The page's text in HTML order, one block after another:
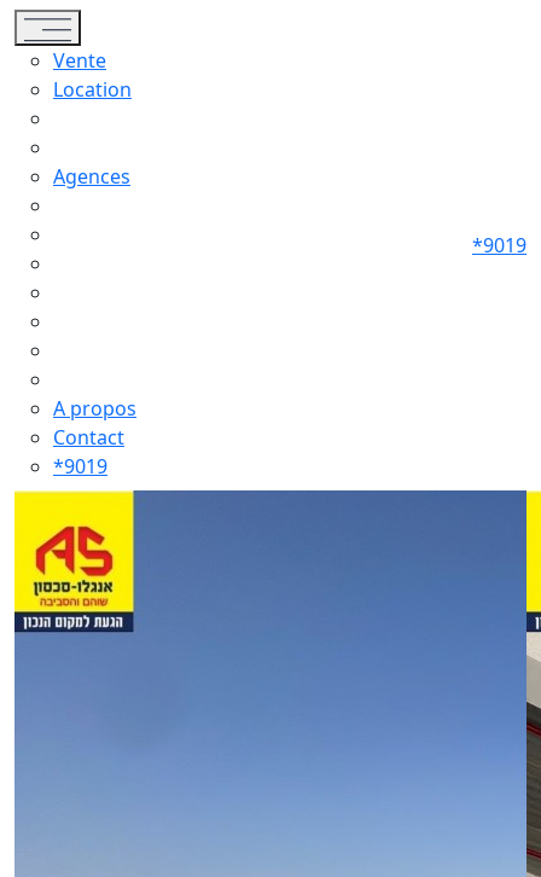
Toggle navigation
Vente
Location
Agences
A propos
Contact
*9019
*9019